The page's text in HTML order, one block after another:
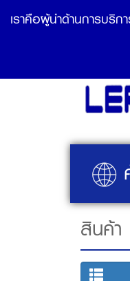
เราคือผู้นำด้านการบริ
สินค้า